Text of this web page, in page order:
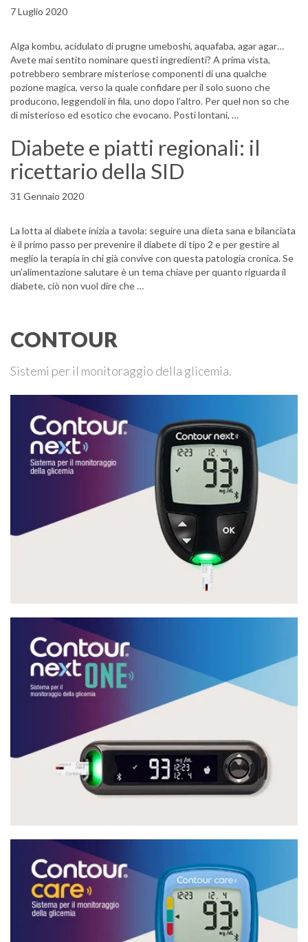
7 Luglio 2020
Alga kombu, acidulato di prugne umeboshi, aquafaba, agar agar…
Avete mai sentito nominare questi ingredienti? A prima vista,
potrebbero sembrare misteriose componenti di una qualche
pozione magica, verso la quale confidare per il solo suono che
producono, leggendoli in fila, uno dopo l’altro. Per quel non so che
di misterioso ed esotico che evocano. Posti lontani, …
Diabete e piatti regionali: il
ricettario della SID
31 Gennaio 2020
La lotta al diabete inizia a tavola: seguire una dieta sana e bilanciata
è il primo passo per prevenire il diabete di tipo 2 e per gestire al
meglio la terapia in chi già convive con questa patologia cronica. Se
un’alimentazione salutare è un tema chiave per quanto riguarda il
diabete, ciò non vuol dire che …
CONTOUR
Sistemi per il monitoraggio della glicemia.